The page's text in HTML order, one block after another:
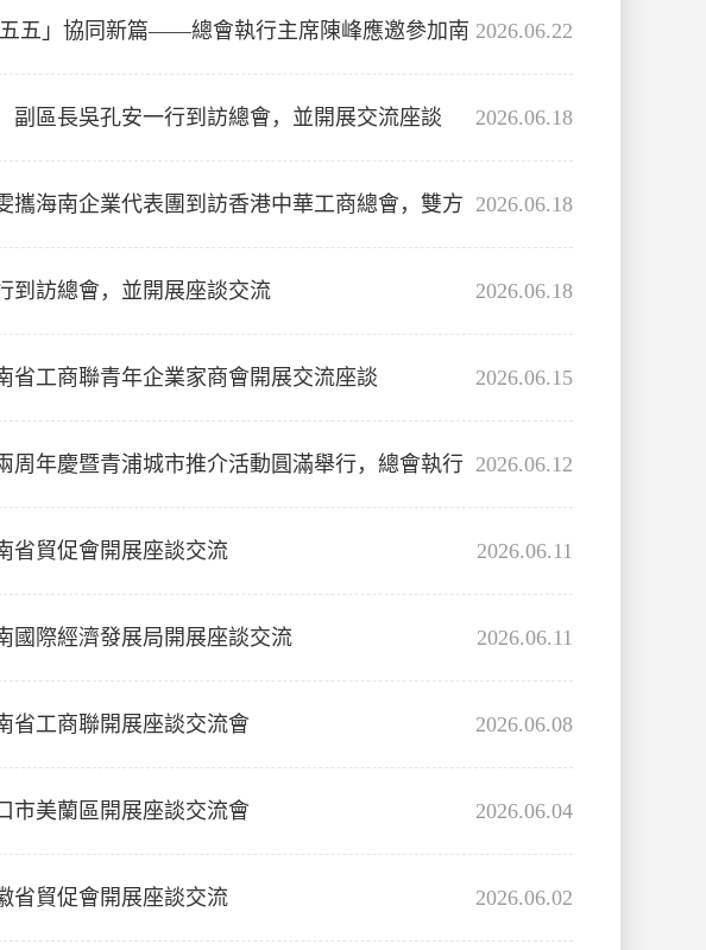
2026.06.22
五五」協同新篇——總會執行主席陳峰應邀參加南
2026.06.18
副區長吳孔安一行到訪總會，並開展交流座談
2026.06.18
攜海南企業代表團到訪香港中華工商總會，雙方
2026.06.18
到訪總會，並開展座談交流
2026.06.15
省工商聯青年企業家商會開展交流座談
2026.06.12
周年慶暨青浦城市推介活動圓滿舉行，總會執行
2026.06.11
省貿促會開展座談交流
2026.06.11
國際經濟發展局開展座談交流
2026.06.08
省工商聯開展座談交流會
2026.06.04
市美蘭區開展座談交流會
2026.06.02
省貿促會開展座談交流